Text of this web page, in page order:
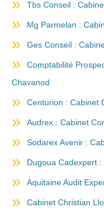
Tbs Conseil :
Mg Parmelan :
Ges Conseil :
Comptabilité
Chavanod
Centurion : Cabinet
Audrex : Cabinet
Sodarex Avenir :
Dugoua Cadexpert
Aquitaine Audit
Cabinet Christian